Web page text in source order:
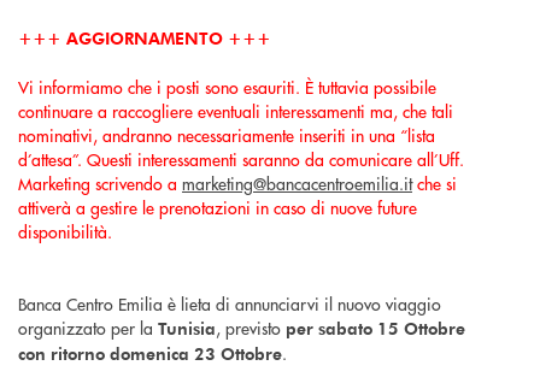
+++ AGGIORNAMENTO +++
Vi informiamo che i posti sono esauriti. È tuttavia possibile
continuare a raccogliere eventuali interessamenti ma, che tali
nominativi, andranno necessariamente inseriti in una “lista
d’attesa”. Questi interessamenti saranno da comunicare all’Uff.
Marketing scrivendo a marketing@bancacentroemilia.itche si
attiverà a gestire le prenotazioni in caso di nuove future
disponibilità.
Banca Centro Emilia è lieta di annunciarvi il nuovo viaggio
organizzato per la Tunisia, previsto per sabato 15 Ottobre
con ritorno domenica 23 Ottobre.